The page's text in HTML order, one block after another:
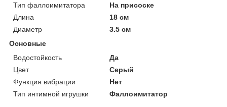
Тип фаллоимитатора
На присоске
Длина
18 см
Диаметр
3.5 см
Основные
Водостойкость
Да
Цвет
Серый
Функция вибрации
Нет
Тип интимной игрушки
Фаллоимитатор